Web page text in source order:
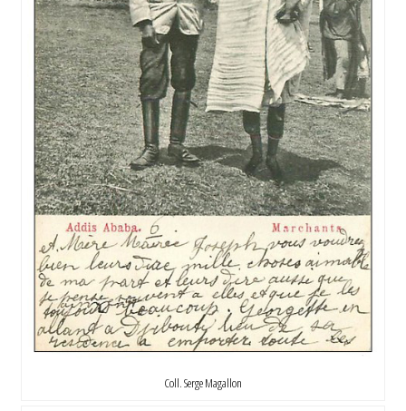
Coll. Serge Magallon